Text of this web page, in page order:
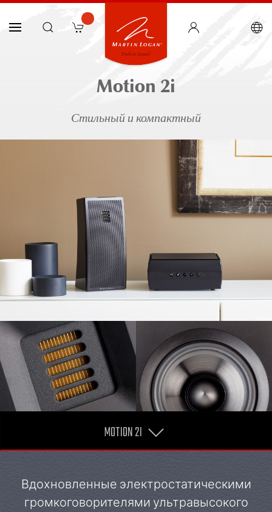
Motion 2i
Стильный и компактный
MOTION 2I
Вдохновленные электростатическими
громкоговорителями ультравысокого